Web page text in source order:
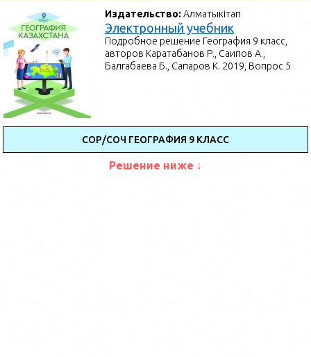
Издательство:Алматыкітап
Электронный учебник
Подробное решение География 9 класс,
авторов Каратабанов Р., Саипов А.,
Балгабаева Б., Сапаров К. 2019, Вопрос 5
СОР/СОЧ ГЕОГРАФИЯ 9 КЛАСС
Решение ниже ↓